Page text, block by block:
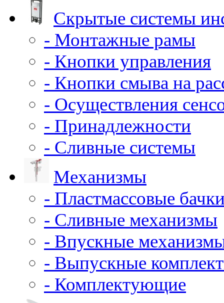
Скрытые системы
- Монтажные рамы
- Кнопки управления
- Кнопки смыва на
- Осуществления
- Принадлежности
- Сливные системы
Механизмы
- Пластмассовые
- Сливные механизмы
- Впускные
- Выпускные
- Комплектующие